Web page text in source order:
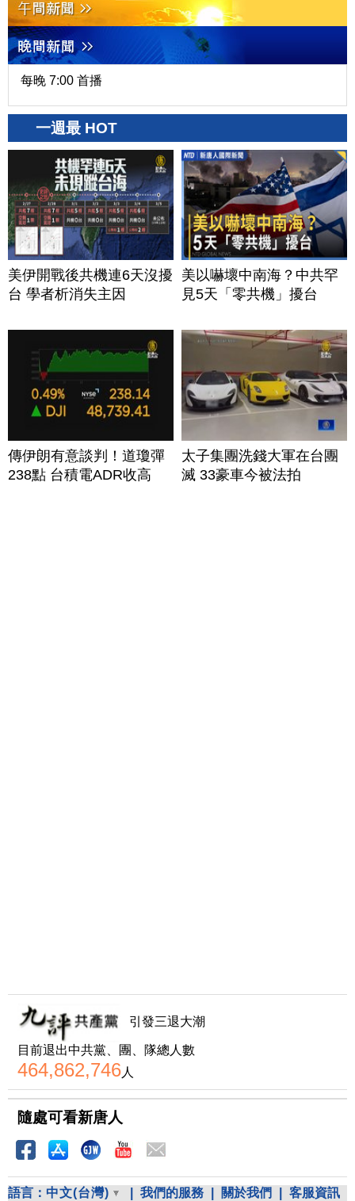
每晚 7:00 首播
一週最 HOT
美伊開戰後共機連6天沒擾
台 學者析消失主因
美以嚇壞中南海？中共罕
見5天「零共機」擾台
傳伊朗有意談判！道瓊彈
238點 台積電ADR收高
太子集團洗錢大軍在台團
滅 33豪車今被法拍
引發三退大潮
目前退出中共黨、團、隊總人數
464,862,746人
隨處可看新唐人
語言： 中文(台灣) 我們的服務 關於我們 客服資訊